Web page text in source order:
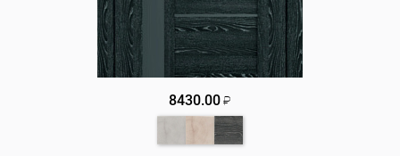
8430.00 ₽